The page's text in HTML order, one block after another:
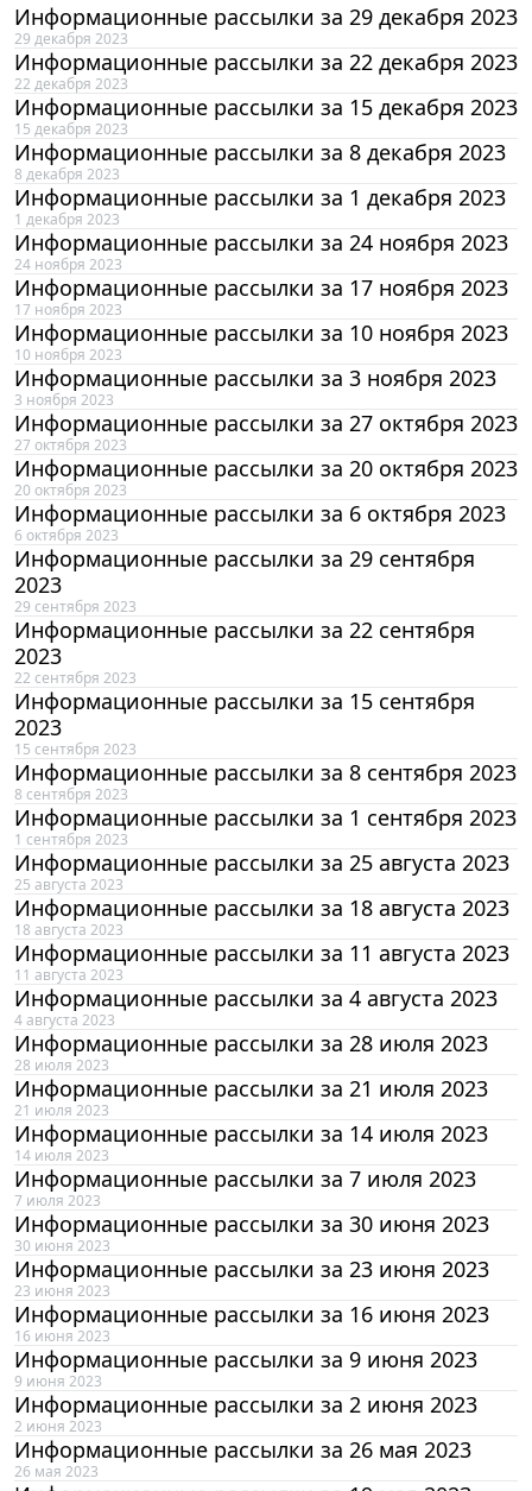
Информационные рассылки за 29 декабря 2023
29 декабря 2023
Информационные рассылки за 22 декабря 2023
22 декабря 2023
Информационные рассылки за 15 декабря 2023
15 декабря 2023
Информационные рассылки за 8 декабря 2023
8 декабря 2023
Информационные рассылки за 1 декабря 2023
1 декабря 2023
Информационные рассылки за 24 ноября 2023
24 ноября 2023
Информационные рассылки за 17 ноября 2023
17 ноября 2023
Информационные рассылки за 10 ноября 2023
10 ноября 2023
Информационные рассылки за 3 ноября 2023
3 ноября 2023
Информационные рассылки за 27 октября 2023
27 октября 2023
Информационные рассылки за 20 октября 2023
20 октября 2023
Информационные рассылки за 6 октября 2023
6 октября 2023
Информационные рассылки за 29 сентября
2023
29 сентября 2023
Информационные рассылки за 22 сентября
2023
22 сентября 2023
Информационные рассылки за 15 сентября
2023
15 сентября 2023
Информационные рассылки за 8 сентября 2023
8 сентября 2023
Информационные рассылки за 1 сентября 2023
1 сентября 2023
Информационные рассылки за 25 августа 2023
25 августа 2023
Информационные рассылки за 18 августа 2023
18 августа 2023
Информационные рассылки за 11 августа 2023
11 августа 2023
Информационные рассылки за 4 августа 2023
4 августа 2023
Информационные рассылки за 28 июля 2023
28 июля 2023
Информационные рассылки за 21 июля 2023
21 июля 2023
Информационные рассылки за 14 июля 2023
14 июля 2023
Информационные рассылки за 7 июля 2023
7 июля 2023
Информационные рассылки за 30 июня 2023
30 июня 2023
Информационные рассылки за 23 июня 2023
23 июня 2023
Информационные рассылки за 16 июня 2023
16 июня 2023
Информационные рассылки за 9 июня 2023
9 июня 2023
Информационные рассылки за 2 июня 2023
2 июня 2023
Информационные рассылки за 26 мая 2023
26 мая 2023